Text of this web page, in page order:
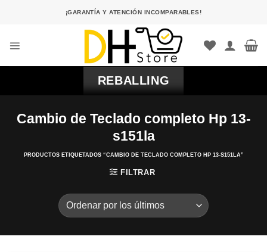
¡GARANTÍA Y ATENCIÓN INCOMPARABLES!
REBALLING
Cambio de Teclado completo Hp 13-
s151la
PRODUCTOS ETIQUETADOS “CAMBIO DE TECLADO COMPLETO HP 13-S151LA”
FILTRAR